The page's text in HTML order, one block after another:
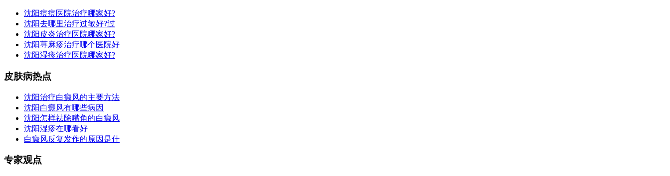
沈阳痘痘医院治疗哪家好?
沈阳去哪里治疗过敏好?过
沈阳皮炎治疗医院哪家好?
沈阳荨麻疹治疗哪个医院好
沈阳湿疹治疗医院哪家好?
皮肤病热点
沈阳治疗白癜风的主要方法
沈阳白癜风有哪些病因
沈阳怎样祛除嘴角的白癜风
沈阳湿疹在哪看好
白癜风反复发作的原因是什
专家观点